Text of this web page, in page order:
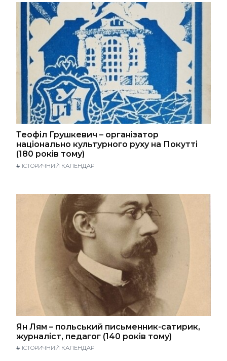
Теофіл Грушкевич – організатор
національно культурного руху на Покутті
(180 років тому)
# ІСТОРИЧНИЙ КАЛЕНДАР
Ян Лям – польський письменник-сатирик,
журналіст, педагог (140 років тому)
# ІСТОРИЧНИЙ КАЛЕНДАР